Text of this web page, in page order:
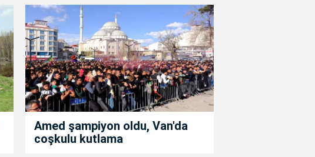
Amed şampiyon oldu, Van'da
coşkulu kutlama